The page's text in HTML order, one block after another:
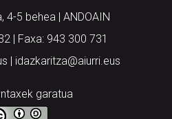
4-5 behea | ANDOAIN
| Faxa: 943 300 731
| idazkaritza@aiurri.eus
garatua